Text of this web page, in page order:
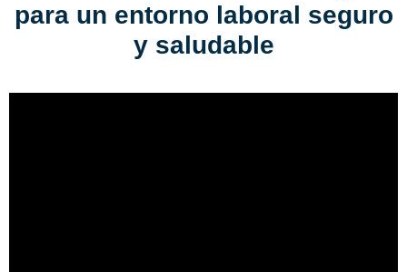
para un entorno laboral seguro
y saludable